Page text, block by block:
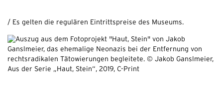
/ Es gelten die regulären Eintrittspreise des Museums.